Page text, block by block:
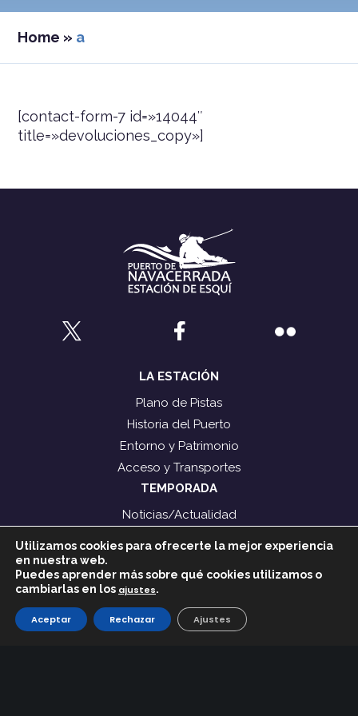
Home » a
[contact-form-7 id=»14044″
title=»devoluciones_copy»]
LA ESTACIÓN
Plano de Pistas
Historia del Puerto
Entorno y Patrimonio
Acceso y Transportes
TEMPORADA
Noticias/Actualidad
Webcam Estación
Tarifas
Utilizamos cookies para ofrecerte la mejor experiencia
en nuestra web.
Puedes aprender más sobre qué cookies utilizamos o
cambiarlas en los ajustes.
Aceptar Rechazar Ajustes